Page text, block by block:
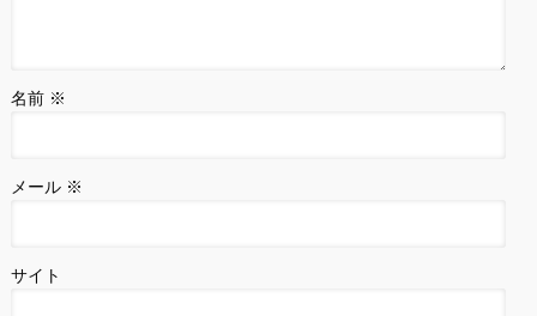
名前 ※
メール ※
サイト